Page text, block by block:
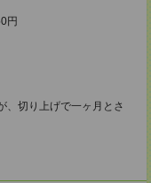
円
切り上げで一ヶ月とさ